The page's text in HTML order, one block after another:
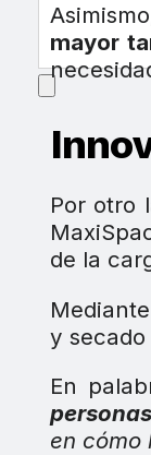
mayor
Por otro
de la
y
En
personas
en